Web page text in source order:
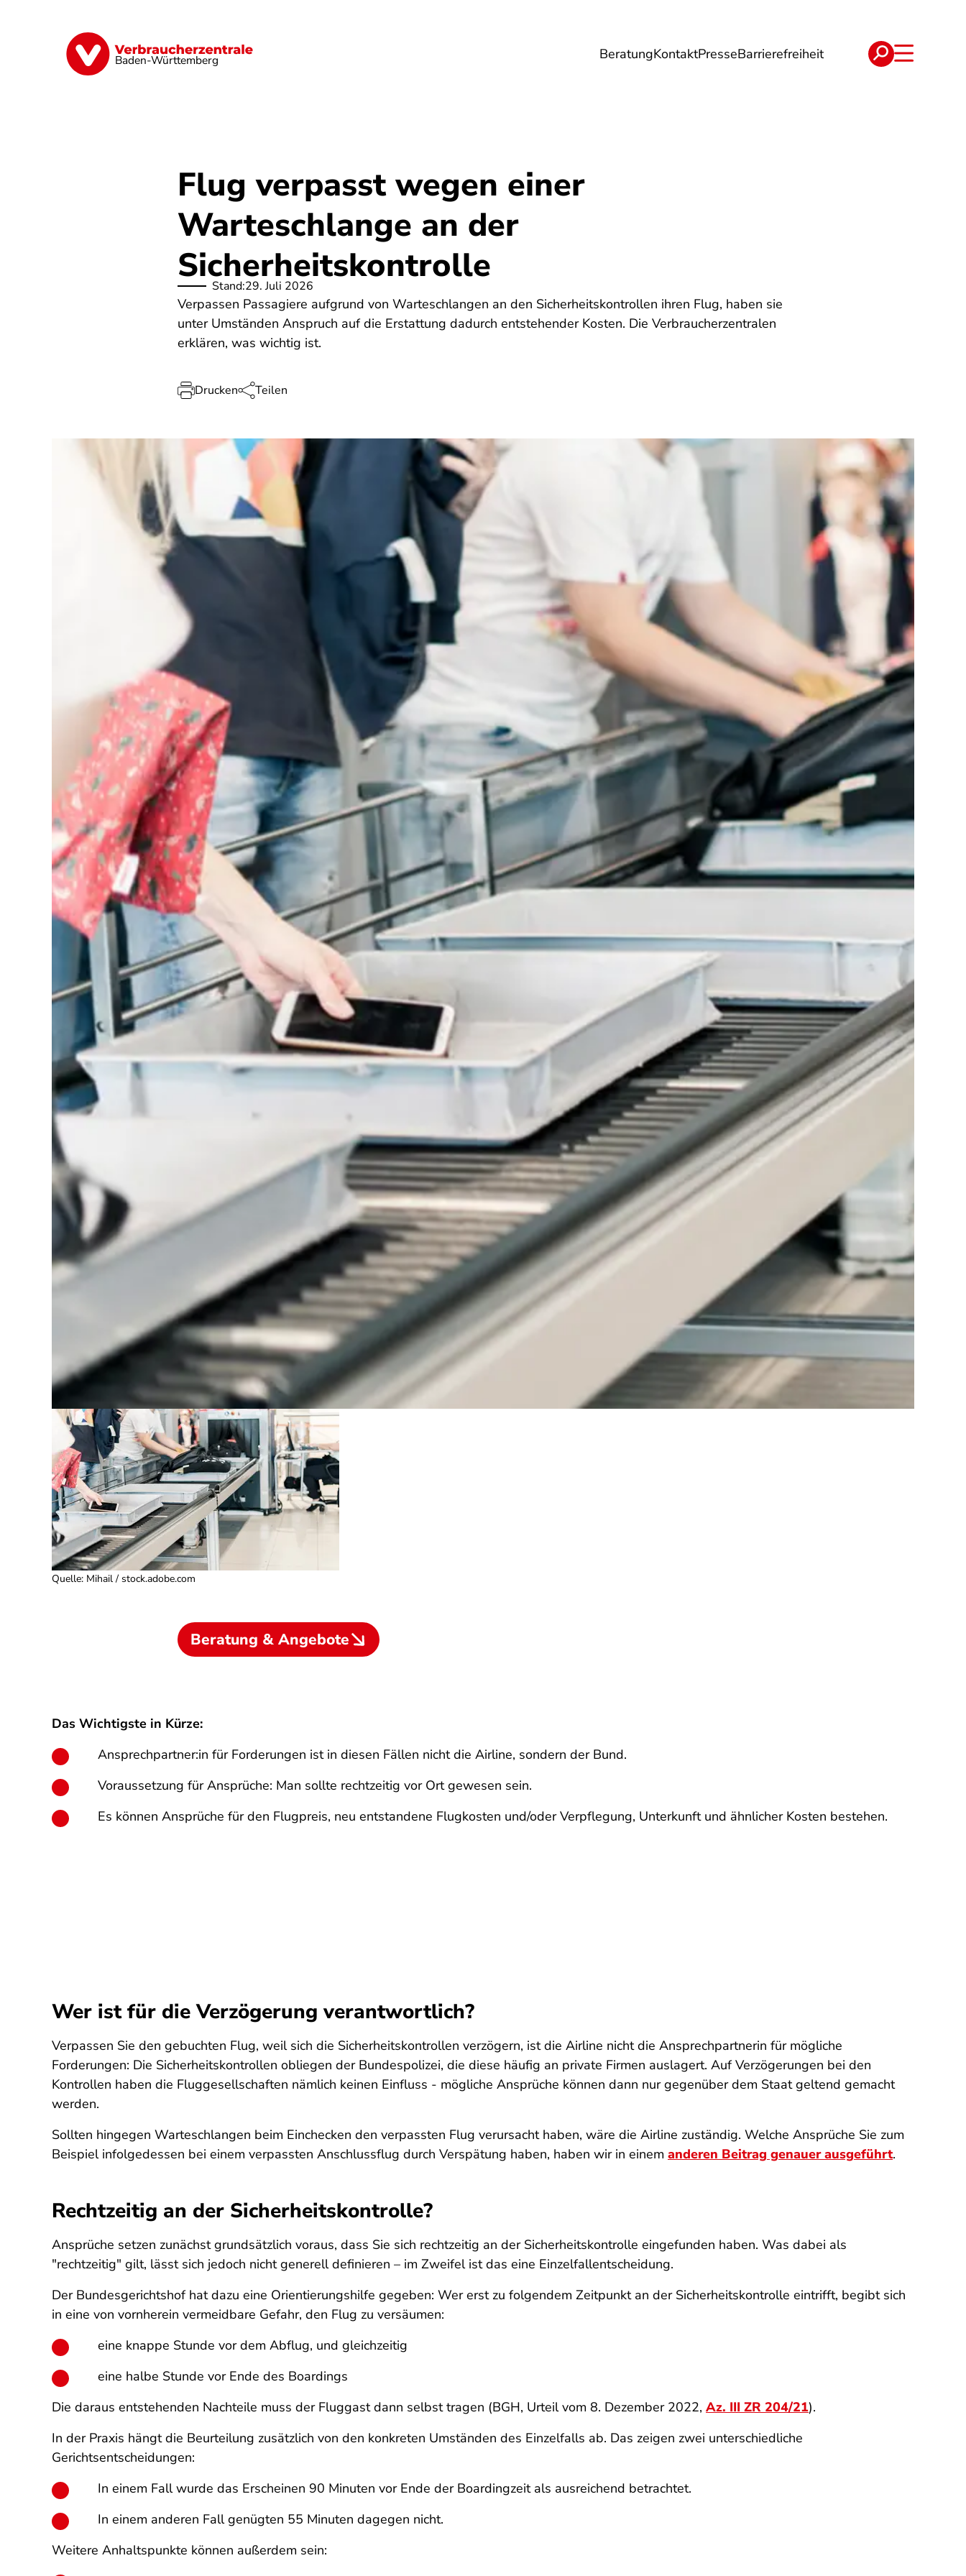
Baden-Württemberg BeratungKontaktPresseBarrierefreiheit
Geld & Versicherungen Digitales Energie Reise Verträge
Flug verpasst wegen einer
Warteschlange an der
Sicherheitskontrolle
Stand:29. Juli 2026
Verpassen Passagiere aufgrund von Warteschlangen an den Sicherheitskontrollen ihren Flug, haben sie
unter Umständen Anspruch auf die Erstattung dadurch entstehender Kosten. Die Verbraucherzentralen
erklären, was wichtig ist.
Drucken Teilen
Quelle: Mihail / stock.adobe.com
Beratung & Angebote
Das Wichtigste in Kürze:
Ansprechpartner:in für Forderungen ist in diesen Fällen nicht die Airline, sondern der Bund.
Voraussetzung für Ansprüche: Man sollte rechtzeitig vor Ort gewesen sein.
Es können Ansprüche für den Flugpreis, neu entstandene Flugkosten und/oder Verpflegung, Unterkunft und ähnlicher Kosten bestehen.
Wer ist für die Verzögerung verantwortlich?
Verpassen Sie den gebuchten Flug, weil sich die Sicherheitskontrollen verzögern, ist die Airline nicht die Ansprechpartnerin für mögliche
Forderungen: Die Sicherheitskontrollen obliegen der Bundespolizei, die diese häufig an private Firmen auslagert. Auf Verzögerungen bei den
Kontrollen haben die Fluggesellschaften nämlich keinen Einfluss - mögliche Ansprüche können dann nur gegenüber dem Staat geltend gemacht
werden.
Sollten hingegen Warteschlangen beim Einchecken den verpassten Flug verursacht haben, wäre die Airline zuständig. Welche Ansprüche Sie zum
Beispiel infolgedessen bei einem verpassten Anschlussflug durch Verspätung haben, haben wir in einem anderen Beitrag genauer ausgeführt.
Rechtzeitig an der Sicherheitskontrolle?
Ansprüche setzen zunächst grundsätzlich voraus, dass Sie sich rechtzeitig an der Sicherheitskontrolle eingefunden haben. Was dabei als
"rechtzeitig" gilt, lässt sich jedoch nicht generell definieren – im Zweifel ist das eine Einzelfallentscheidung.
Der Bundesgerichtshof hat dazu eine Orientierungshilfe gegeben: Wer erst zu folgendem Zeitpunkt an der Sicherheitskontrolle eintrifft, begibt sich
in eine von vornherein vermeidbare Gefahr, den Flug zu versäumen:
eine knappe Stunde vor dem Abflug, und gleichzeitig
eine halbe Stunde vor Ende des Boardings
Die daraus entstehenden Nachteile muss der Fluggast dann selbst tragen (BGH, Urteil vom 8. Dezember 2022, Az. III ZR 204/21).
In der Praxis hängt die Beurteilung zusätzlich von den konkreten Umständen des Einzelfalls ab. Das zeigen zwei unterschiedliche
Gerichtsentscheidungen:
In einem Fall wurde das Erscheinen 90 Minuten vor Ende der Boardingzeit als ausreichend betrachtet.
In einem anderen Fall genügten 55 Minuten dagegen nicht.
Weitere Anhaltspunkte können außerdem sein: